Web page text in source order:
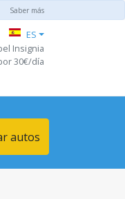
Saber más
ES
Insignia
30€/día
autos